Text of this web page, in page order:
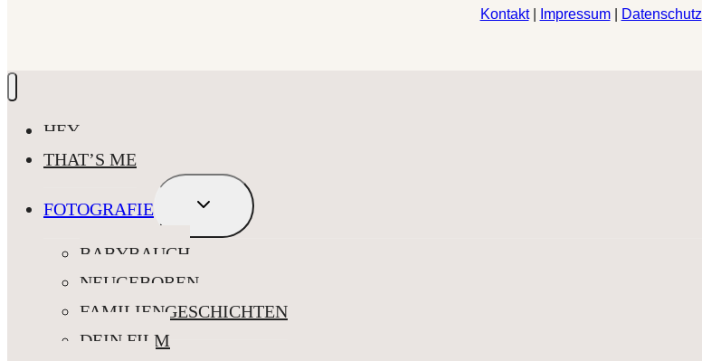
Kontakt| Impressum| Datenschutz
HEY
THAT’S ME
FOTOGRAFIE
UNTERMENÜ
UMSCHALTEN
BABYBAUCH
NEUGEBOREN
FAMILIENGESCHICHTEN
DEIN FILM